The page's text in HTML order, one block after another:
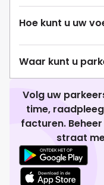
Hoe kunt u uw
Waar kunt u
Volg uw
time,
facturen.
straat